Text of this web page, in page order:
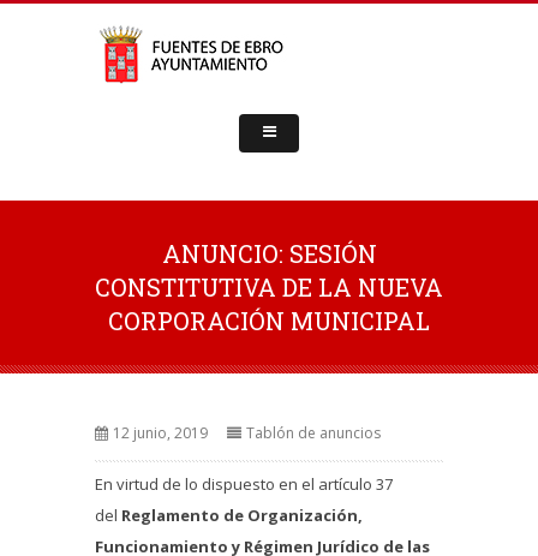
ANUNCIO: SESIÓN
CONSTITUTIVA DE LA NUEVA
CORPORACIÓN MUNICIPAL
12 junio, 2019 Tablón de anuncios
En virtud de lo dispuesto en el artículo 37
del Reglamento de Organización,
Funcionamiento y Régimen Jurídico de las